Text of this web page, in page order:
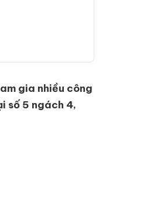
gia nhiều công
số 5 ngách 4,